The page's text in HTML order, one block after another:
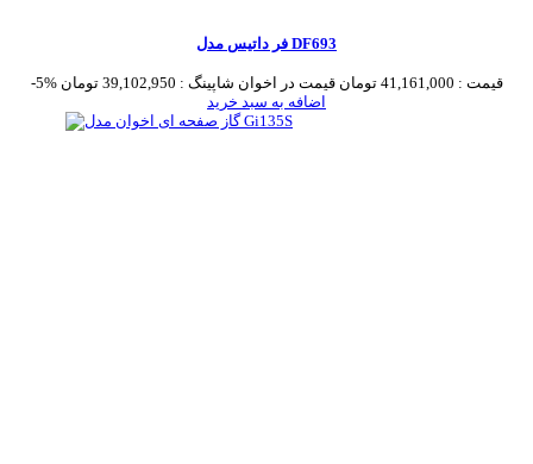
فر داتیس مدل DF693
-5% قیمت : 41,161,000 تومان قیمت در اخوان شاپینگ : 39,102,950 تومان
اضافه به سبد خرید